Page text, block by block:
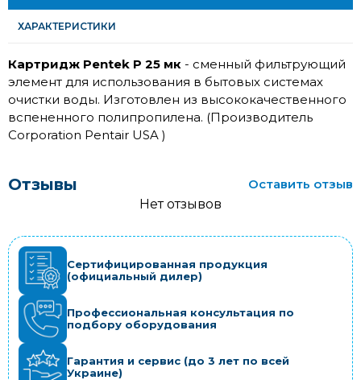
ХАРАКТЕРИСТИКИ
Картридж Pentek P 25 мк - сменный фильтрующий
элемент для использования в бытовых системах
очистки воды. Изготовлен из высококачественного
вспененного полипропилена. (Производитель
Corporation Pentair USA )
Отзывы
Оставить отзыв
Нет отзывов
Сертифицированная продукция
(официальный дилер)
Профессиональная консультация по
подбору оборудования
Гарантия и сервис (до 3 лет по всей
Украине)